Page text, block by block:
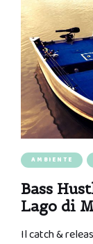
AMBIENTE
Bass
Lago di
Il catch &